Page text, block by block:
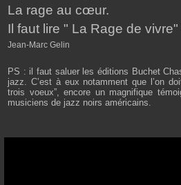
La rage au cœur.
Il faut lire " La Rage de vivre"
Jean-Marc Gelin
PS : il faut saluer les éditions Buchet
jazz. C’est à eux notamment que l’on
trois voeux”, encore un magnifique
musiciens de jazz noirs américains.